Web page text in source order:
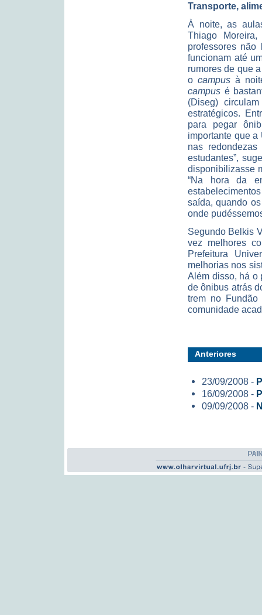
Transporte,
À noite, as
Thiago
professores
funcionam até
rumores de que
ocampus à
campus é
(Diseg)
estratégicos.
para pegar
importante que
nas
estudantes”,
disponibilizasse
“Na hora da
saída, quando
onde
Segundo Belkis
vez melhores
Prefeitura
melhorias nos
Além disso, há o
de ônibus atrás
trem no
comunidade
Anteriores
23/09/2008 -
16/09/2008 -
09/09/2008 -